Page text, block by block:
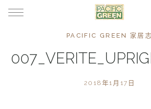
PACIFIC GREEN 家居志
2018年1月17日